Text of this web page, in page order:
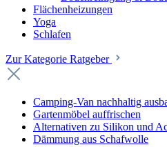
Flächenheizungen
Yoga
Schlafen
Zur Kategorie Ratgeber
Camping-Van nachhaltig
Gartenmöbel auffrischen
Alternativen zu Silikon und
Dämmung aus Schafwolle